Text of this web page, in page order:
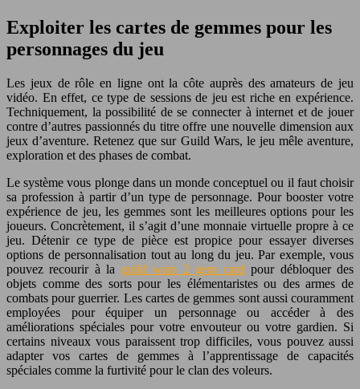
Exploiter les cartes de gemmes pour les
personnages du jeu
Les jeux de rôle en ligne ont la côte auprès des amateurs de jeu
vidéo. En effet, ce type de sessions de jeu est riche en expérience.
Techniquement, la possibilité de se connecter à internet et de jouer
contre d’autres passionnés du titre offre une nouvelle dimension aux
jeux d’aventure. Retenez que sur Guild Wars, le jeu mêle aventure,
exploration et des phases de combat.
Le système vous plonge dans un monde conceptuel ou il faut choisir
sa profession à partir d’un type de personnage. Pour booster votre
expérience de jeu, les gemmes sont les meilleures options pour les
joueurs. Concrètement, il s’agit d’une monnaie virtuelle propre à ce
jeu. Détenir ce type de pièce est propice pour essayer diverses
options de personnalisation tout au long du jeu. Par exemple, vous
pouvez recourir à la guild wars 2 gem card pour débloquer des
objets comme des sorts pour les élémentaristes ou des armes de
combats pour guerrier. Les cartes de gemmes sont aussi couramment
employées pour équiper un personnage ou accéder à des
améliorations spéciales pour votre envouteur ou votre gardien. Si
certains niveaux vous paraissent trop difficiles, vous pouvez aussi
adapter vos cartes de gemmes à l’apprentissage de capacités
spéciales comme la furtivité pour le clan des voleurs.